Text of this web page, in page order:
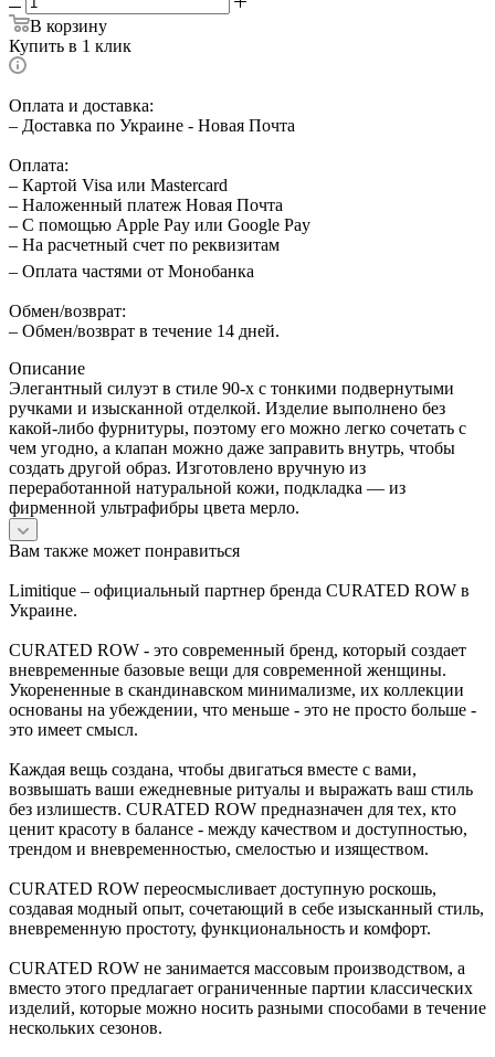
В корзину
Купить в 1 клик
Оплата и доставка:
– Доставка по Украине - Новая Почта
Оплата:
– Картой Visa или Mastercard
– Наложенный платеж Новая Почта
– С помощью Apple Pay или Google Pay
– На расчетный счет по реквизитам
– Оплата частями от Монобанка
Обмен/возврат:
– Обмен/возврат в течение 14 дней.
Описание
Элегантный силуэт в стиле 90-х с тонкими подвернутыми
ручками и изысканной отделкой. Изделие выполнено без
какой-либо фурнитуры, поэтому его можно легко сочетать с
чем угодно, а клапан можно даже заправить внутрь, чтобы
создать другой образ. Изготовлено вручную из
переработанной натуральной кожи, подкладка — из
фирменной ультрафибры цвета мерло.
Вам также может понравиться
Limitique – официальный партнер бренда CURATED ROW в
Украине.
CURATED ROW - это современный бренд, который создает
вневременные базовые вещи для современной женщины.
Укорененные в скандинавском минимализме, их коллекции
основаны на убеждении, что меньше - это не просто больше -
это имеет смысл.
Каждая вещь создана, чтобы двигаться вместе с вами,
возвышать ваши ежедневные ритуалы и выражать ваш стиль
без излишеств. CURATED ROW предназначен для тех, кто
ценит красоту в балансе - между качеством и доступностью,
трендом и вневременностью, смелостью и изяществом.
CURATED ROW переосмысливает доступную роскошь,
создавая модный опыт, сочетающий в себе изысканный стиль,
вневременную простоту, функциональность и комфорт.
CURATED ROW не занимается массовым производством, а
вместо этого предлагает ограниченные партии классических
изделий, которые можно носить разными способами в течение
нескольких сезонов.